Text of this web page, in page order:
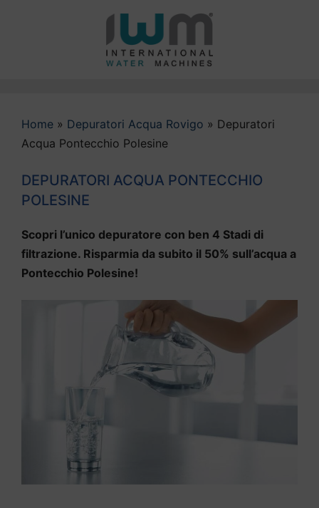
Home » Depuratori Acqua Rovigo » Depuratori
Acqua Pontecchio Polesine
DEPURATORI ACQUA PONTECCHIO
POLESINE
Scopri l’unico depuratore con ben 4 Stadi di
filtrazione. Risparmia da subito il 50% sull’acqua a
Pontecchio Polesine!